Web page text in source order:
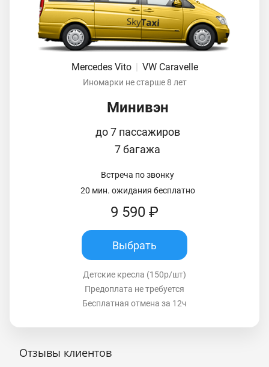
Mercedes Vito VW Caravelle
Иномарки не старше 8 лет
Минивэн
до 7 пассажиров
7 багажа
Встреча по звонку
20 мин. ожидания бесплатно
9 590 ₽
Выбрать
Детские кресла (150р/шт)
Предоплата не требуется
Бесплатная отмена за 12ч
Отзывы клиентов